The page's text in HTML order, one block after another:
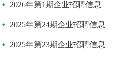
2026年第1期企业招聘信息
2025年第24期企业招聘信息
2025年第23期企业招聘信息